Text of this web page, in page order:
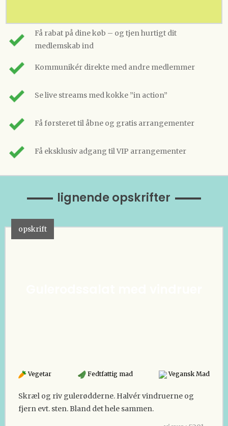
Få rabat på dine køb – og tjen hurtigt dit
medlemskab ind
Kommunikér direkte med andre medlemmer
Se live streams med kokke ”in action”
Få førsteret til åbne og gratis arrangementer
Få eksklusiv adgang til VIP arrangementer
lignende opskrifter
opskrift
Vegetar Fedtfattig mad Vegansk Mad
Skræl og riv gulerødderne. Halvér vindruerne og
fjern evt. sten. Bland det hele sammen.